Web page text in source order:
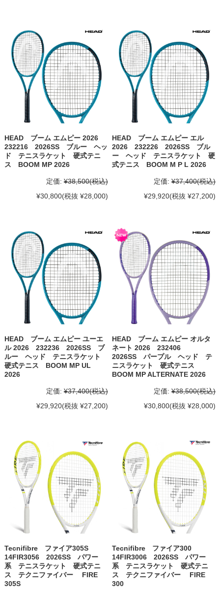
HEAD ブーム エムピー 2026
232216 2026SS ブルー ヘッ
ド テニスラケット 硬式テニ
ス BOOM MP 2026
定価: ¥38,500(税込)
¥30,800(税抜 ¥28,000)
HEAD ブーム エムピー エル
2026 232226 2026SS ブル
ー ヘッド テニスラケット 硬
式テニス BOOM M P L 2026
定価: ¥37,400(税込)
¥29,920(税抜 ¥27,200)
HEAD ブーム エムピー ユーエ
ル 2026 232236 2026SS ブ
ルー ヘッド テニスラケット
硬式テニス BOOM MP UL
2026
定価: ¥37,400(税込)
¥29,920(税抜 ¥27,200)
HEAD ブーム エムピー オルタ
ネート 2026 232406
2026SS パープル ヘッド テ
ニスラケット 硬式テニス
BOOM MP ALTERNATE 2026
定価: ¥38,500(税込)
¥30,800(税抜 ¥28,000)
Tecnifibre ファイア305S
14FIR3056 2026SS パワー
系 テニスラケット 硬式テニ
ス テクニファイバー FIRE
305S
Tecnifibre ファイア300
14FIR3006 2026SS パワー
系 テニスラケット 硬式テニ
ス テクニファイバー FIRE
300